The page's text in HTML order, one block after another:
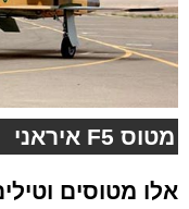
מטוס F5 איראני
אלו מטוסים